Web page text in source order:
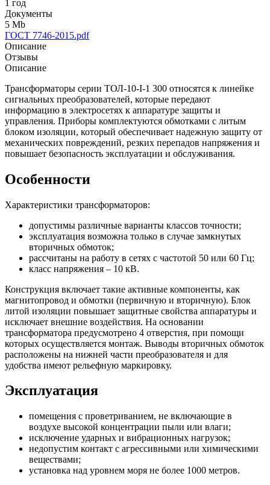
1 год
Документы
5 Mb
ГОСТ 7746-2015.pdf
Описание
Отзывы
Описание
Трансформаторы серии ТОЛ-10-I-1 300 относятся к линейке
сигнальных преобразователей, которые передают
информацию в электросетях к аппаратуре защиты и
управления. Приборы комплектуются обмотками с литым
блоком изоляции, который обеспечивает надежную защиту от
механических повреждений, резких перепадов напряжения и
повышает безопасность эксплуатации и обслуживания.
Особенности
Характеристики трансформаторов:
допустимы различные варианты классов точности;
эксплуатация возможна только в случае замкнутых
вторичных обмоток;
рассчитаны на работу в сетях с частотой 50 или 60 Гц;
класс напряжения – 10 кВ.
Конструкция включает такие активные компоненты, как
магнитопровод и обмотки (первичную и вторичную). Блок
литой изоляции повышает защитные свойства аппаратуры и
исключает внешние воздействия. На основании
трансформатора предусмотрено 4 отверстия, при помощи
которых осуществляется монтаж. Выводы вторичных обмоток
расположены на нижней части преобразователя и для
удобства имеют рельефную маркировку.
Эксплуатация
помещения с проветриванием, не включающие в
воздухе высокой концентрации пыли или влаги;
исключение ударных и вибрационных нагрузок;
недопустим контакт с агрессивными или химическими
веществами;
установка над уровнем моря не более 1000 метров.